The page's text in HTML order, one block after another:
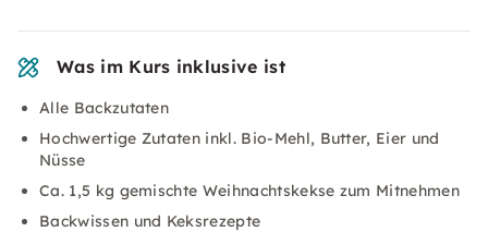
Was im Kurs inklusive ist
Alle Backzutaten
Hochwertige Zutaten inkl. Bio-Mehl, Butter, Eier und
Nüsse
Ca. 1,5 kg gemischte Weihnachtskekse zum Mitnehmen
Backwissen und Keksrezepte